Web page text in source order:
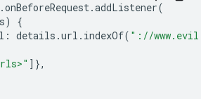
.onBeforeRequest.addListener(
)
{
: details .url . indexOf( "://
]},